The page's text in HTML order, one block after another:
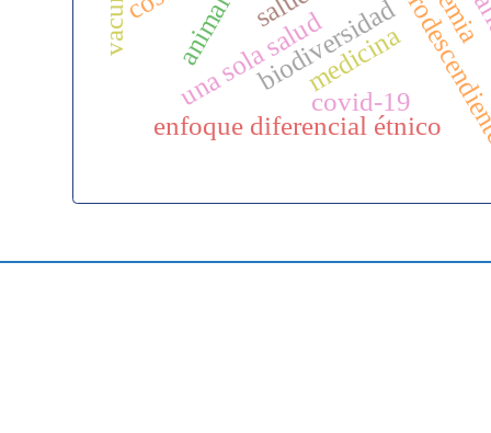
una sola saludbiodiversidad
enfoque diferencial étnico
medicina
covid-19